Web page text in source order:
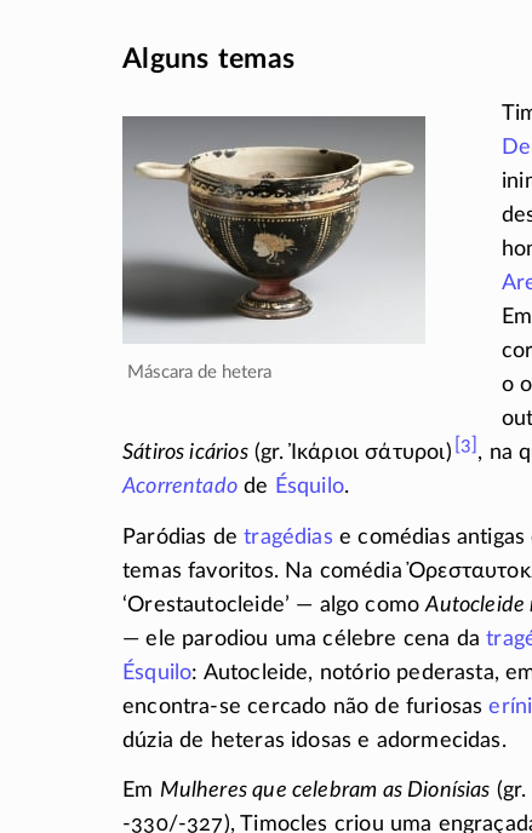
Alguns temas
máscara de hetera
Em
o
Sátiros icários(gr.Ἰκάριοισάτυροι) [3] , na
Acorrentadode Ésquilo.
Paródias detragédias e comédias
temas favoritos. Na comédia
‘Orestautocleide’ — algo comoAutocleide
— ele parodiou uma célebre cena da
Ésquilo: Autocleide, notório pederasta,
encontra-se cercado não de furiosas
dúzia de heteras idosas e adormecidas.
Em Mulheres que celebram as Dionísias (gr.
-330/-327), Timocles criou uma